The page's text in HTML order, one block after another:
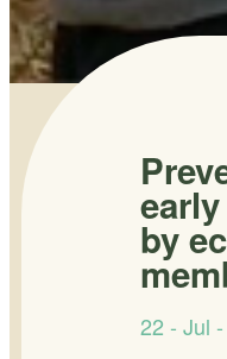
by
22 - Jul